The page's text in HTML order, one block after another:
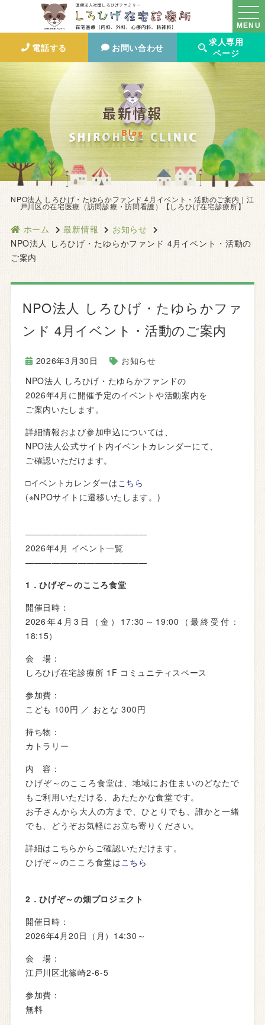
MENU
電話する お問い合わせ
求人専用
ページ
最新情報
Blog
NPO法人 しろひげ・たゆらかファンド 4月イベント・活動のご案内｜江
戸川区の在宅医療（訪問診療・訪問看護）【しろひげ在宅診療所】
ホーム 最新情報
お知らせ
NPO法人 しろひげ・たゆらかファンド 4月イベント・活動の
ご案内
NPO法人 しろひげ・たゆらかファ
ンド 4月イベント・活動のご案内
2026年3月30日
お知らせ
NPO法人 しろひげ・たゆらかファンドの
2026年4月に開催予定のイベントや活動案内を
ご案内いたします。
詳細情報および参加申込については、
NPO法人公式サイト内イベントカレンダーにて、
ご確認いただけます。
□イベントカレンダーはこちら
(※NPOサイトに遷移いたします。)
——————————————
2026年4月 イベント一覧
——————————————
1．ひげぞ～のこころ食堂
開催日時：
2026年4月3日（金）17:30～19:00（最終受付：
18:15）
会 場：
しろひげ在宅診療所 1F コミュニティスペース
参加費：
こども 100円 ／ おとな 300円
持ち物：
カトラリー
内 容：
ひげぞ～のこころ食堂は、地域にお住まいのどなたで
もご利用いただける、あたたかな食堂です。
お子さんから大人の方まで、ひとりでも、誰かと一緒
でも、どうぞお気軽にお立ち寄りください。
詳細はこちらからご確認いただけます。
ひげぞ～のこころ食堂はこちら
2．ひげぞ～の畑プロジェクト
開催日時：
2026年4月20日（月）14:30～
会 場：
江戸川区北篠崎2-6-5
参加費：
無料